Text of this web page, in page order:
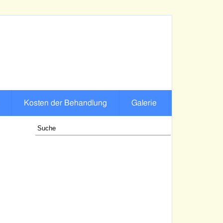
Kosten der Behandlung Galerie